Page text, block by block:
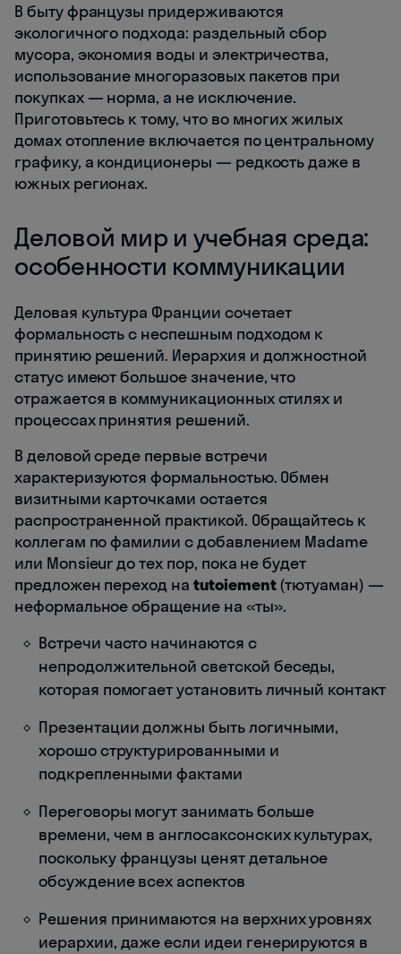
В быту французы придерживаются
экологичного подхода: раздельный сбор
мусора, экономия воды и электричества,
использование многоразовых пакетов при
покупках — норма, а не исключение.
Приготовьтесь к тому, что во многих жилых
домах отопление включается по центральному
графику, а кондиционеры — редкость даже в
южных регионах.
Деловой мир и учебная среда:
особенности коммуникации
Деловая культура Франции сочетает
формальность с неспешным подходом к
принятию решений. Иерархия и должностной
статус имеют большое значение, что
отражается в коммуникационных стилях и
процессах принятия решений.
В деловой среде первые встречи
характеризуются формальностью. Обмен
визитными карточками остается
распространенной практикой. Обращайтесь к
коллегам по фамилии с добавлением Madame
или Monsieur до тех пор, пока не будет
предложен переход на tutoiement(тютуаман) —
неформальное обращение на «ты».
Встречи часто начинаются с
непродолжительной светской беседы,
которая помогает установить личный контакт
Презентации должны быть логичными,
хорошо структурированными и
подкрепленными фактами
Переговоры могут занимать больше
времени, чем в англосаксонских культурах,
поскольку французы ценят детальное
обсуждение всех аспектов
Решения принимаются на верхних уровнях
иерархии, даже если идеи генерируются в